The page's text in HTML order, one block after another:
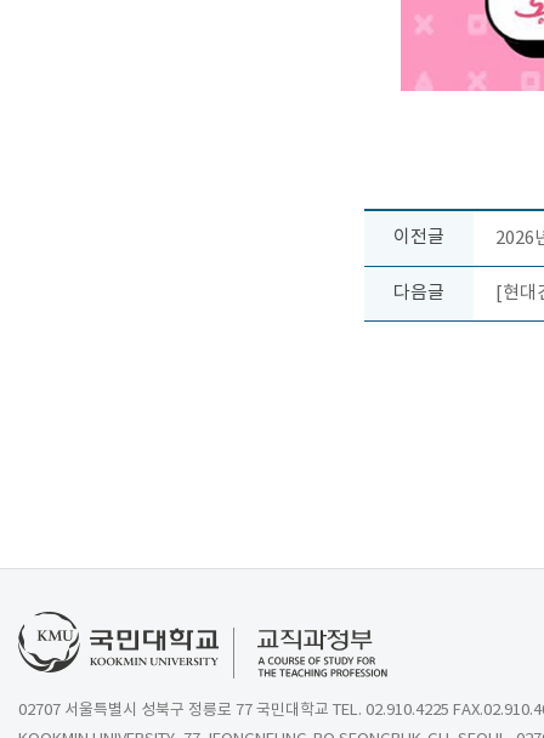
이전글 2026
다음글 [현대
02707 서울특별시 성북구 정릉로 77 국민대학교 TEL. 02.910.4225